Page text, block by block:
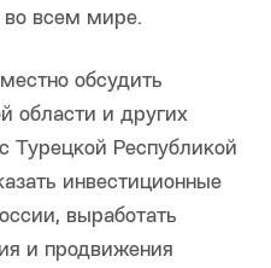
во всем мире.
обсудить
области и других
Турецкой Республикой
инвестиционные
выработать
и продвижения